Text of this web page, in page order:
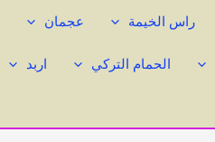
راس الخيمة عجمان
الحمام التركي اربد